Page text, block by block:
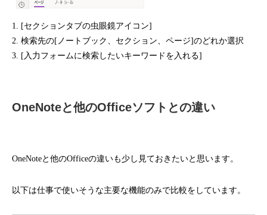
1. [セクションタブの虫眼鏡アイコン]
2. 検索先の[ノートブック、セクション、ページ]のどれか選択
3. [入力フォームに検索したいキーワードを入れる]
OneNoteと他のOfficeソフトとの違い
OneNoteと他のOfficeの違いも少し見ておきたいと思います。
以下は仕事で使いそうな主要な機能のみで比較をしています。